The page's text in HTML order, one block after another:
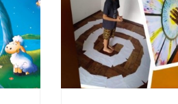
Solemne de los 27 años del TBV.